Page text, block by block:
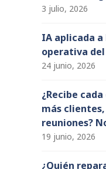
3 julio, 2026
IA aplicada
operativa
24 junio, 2026
¿Recibe
más
reuniones?
19 junio, 2026
¿Quién